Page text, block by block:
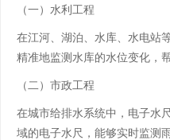
（一）水利工程
在江河、湖泊、水库、水电站
精准地监测水库的水位变化，
（二）市政工程
在城市给排水系统中，电子水
域的电子水尺，能够实时监测